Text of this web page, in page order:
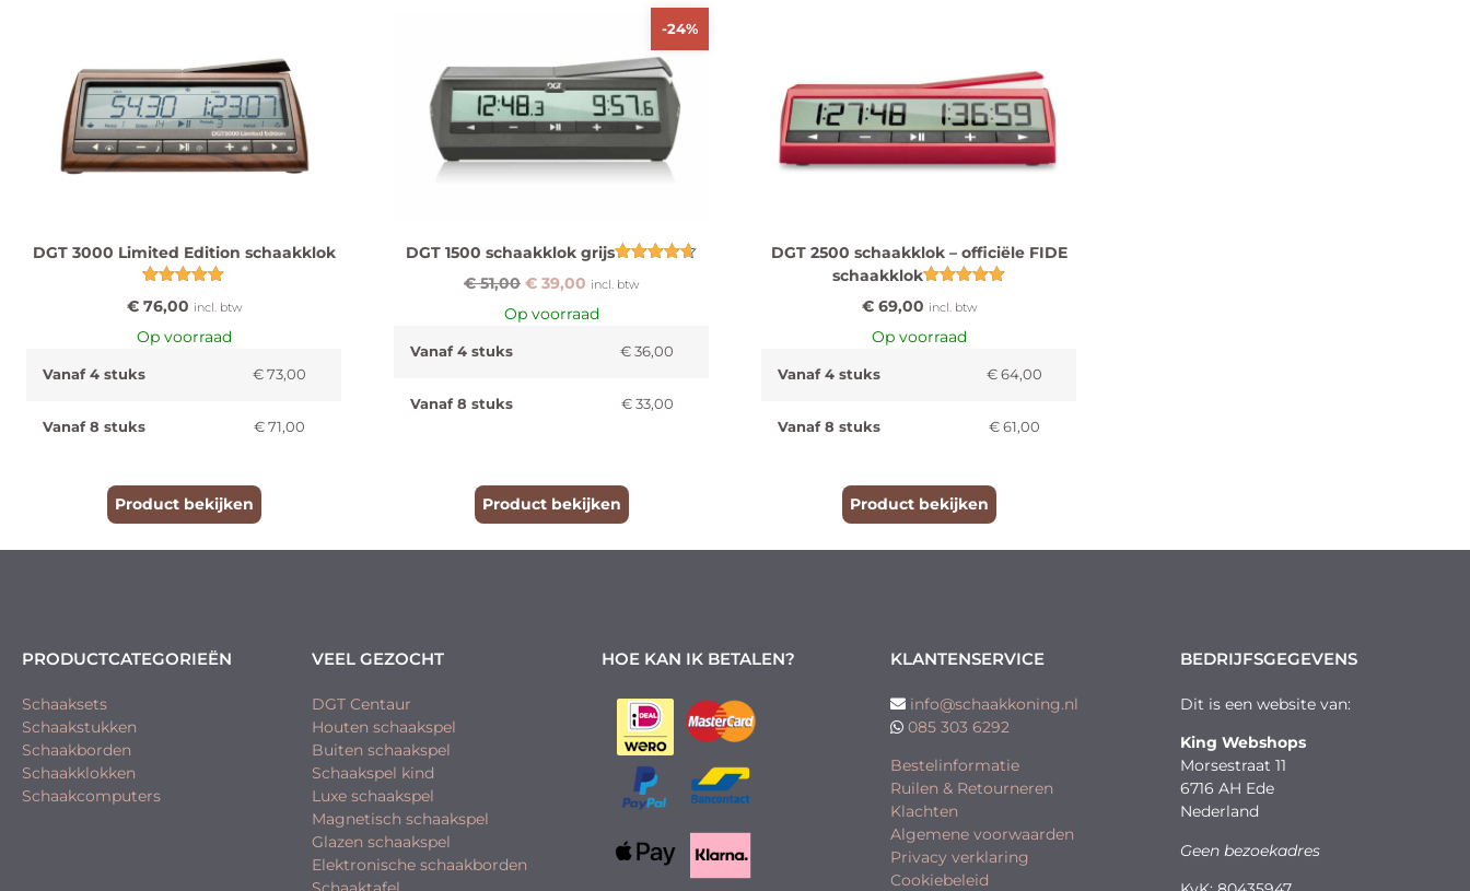
DGT 3000 Limited Edition schaakklok
5.00
€76,00 incl. btw
Op voorraad
Vanaf 4 stuks € 73,00
Vanaf 8 stuks € 71,00
Product bekijken
-24%
DGT 1500 schaakklok grijs
4.67
€51,00 € 39,00 incl. btw
Op voorraad
Vanaf 4 stuks € 36,00
Vanaf 8 stuks €33,00
Product bekijken
DGT 2500 schaakklok – officiële FIDE
schaakklok
5.00
€69,00 incl. btw
Op voorraad
Vanaf 4 stuks €64,00
Vanaf 8 stuks €61,00
Product bekijken
PRODUCTCATEGORIEËN
Schaaksets
Schaakstukken
Schaakborden
Schaakklokken
Schaakcomputers
VEEL GEZOCHT
DGT Centaur
Houten schaakspel
Buiten schaakspel
Schaakspel kind
Luxe schaakspel
Magnetisch schaakspel
Glazen schaakspel
Elektronische schaakborden
HOE KAN IK BETALEN? KLANTENSERVICE
info@schaakkoning.nl
085 303 6292
Bestelinformatie
Ruilen & Retourneren
Klachten
Algemene voorwaarden
Privacy verklaring
Cookiebeleid
BEDRIJFSGEGEVENS
Dit is een website van:
King Webshops
Morsestraat 11
6716 AH Ede
Nederland
Geen bezoekadres